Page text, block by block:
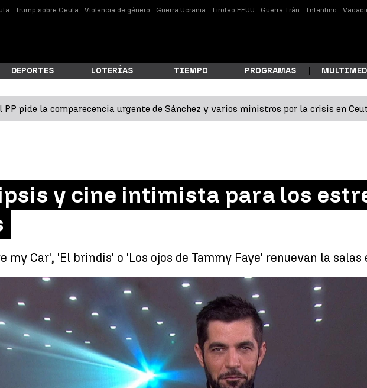
Trump sobre Ceuta Violencia de género Guerra Ucrania Tiroteo EEUU Guerra Irán Infantino
DEPORTES LOTERÍAS TIEMPO PROGRAMAS
PP pide la comparecencia urgente de Sánchez y varios ministros por la crisis en
y cine intimista para los
my Car', 'El brindis' o 'Los ojos de Tammy Faye' renuevan la salas
Apocalipsis y cine intimista para los